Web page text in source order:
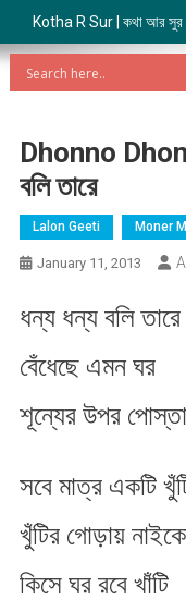
Kotha R Sur | কথা আর সুর
Dhonno
বলি তারে
Lalon Geeti Moner
January 11, 2013
ধন্য ধন্য বলি
বেঁধেছে এমন ঘর
শূন্যের উপর
সবে মাত্র একটি
খুঁটির গোড়ায়
কিসে ঘর রবে খাঁটি